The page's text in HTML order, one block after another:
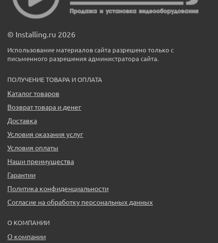
© Installing.ru 2026
Использование материалов сайта разрешено только с
письменного разрешения администратора сайта.
ПОЛУЧЕНИЕ ТОВАРА И ОПЛАТА
Каталог товаров
Возврат товара и денег
Доставка
Условия оказания услуг
Условия оплаты
Наши преимущества
Гарантии
Политика конфиденциальности
Согласие на обработку персональных данных
О КОМПАНИИ
О компании